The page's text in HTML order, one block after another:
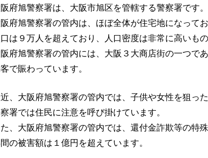
府旭警察署は、大阪市旭区を管轄する警察署です。
府旭警察署の管内は、ほぼ全体が住宅地になって
は９万人を超えており、人口密度は非常に高いも
府旭警察署の管内には、大阪３大商店街の一つで
で賑わっています。
、大阪府旭警察署の管内では、子供や女性を狙っ
署では住民に注意を呼び掛けています。
、大阪府旭警察署の管内では、還付金詐欺等の特
の被害額は１億円を超えています。